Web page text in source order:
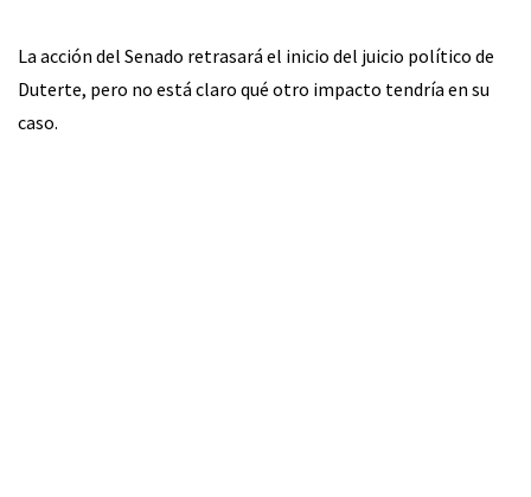
La acción del Senado retrasará el inicio del juicio político de
Duterte, pero no está claro qué otro impacto tendría en su
caso.